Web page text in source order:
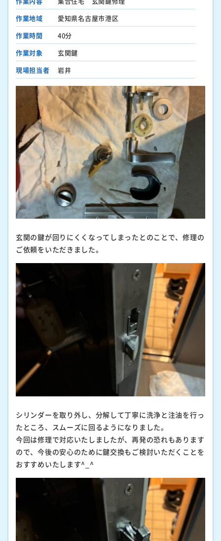
作業地域
愛知県名古屋市港区
作業時間
40分
作業対象
玄関鍵
現場担当者
岩井
玄関の鍵が回りにくくなってしまったとのことで、修理の
ご依頼をいただきました。
シリンダーを取り外し、分解して丁寧に洗浄と注油を行っ
たところ、スムーズに回るようになりました。
今回は修理で対応いたしましたが、再発の恐れもあります
ので、今後の安心のために鍵交換もご検討いただくことを
おすすめいたします^_^